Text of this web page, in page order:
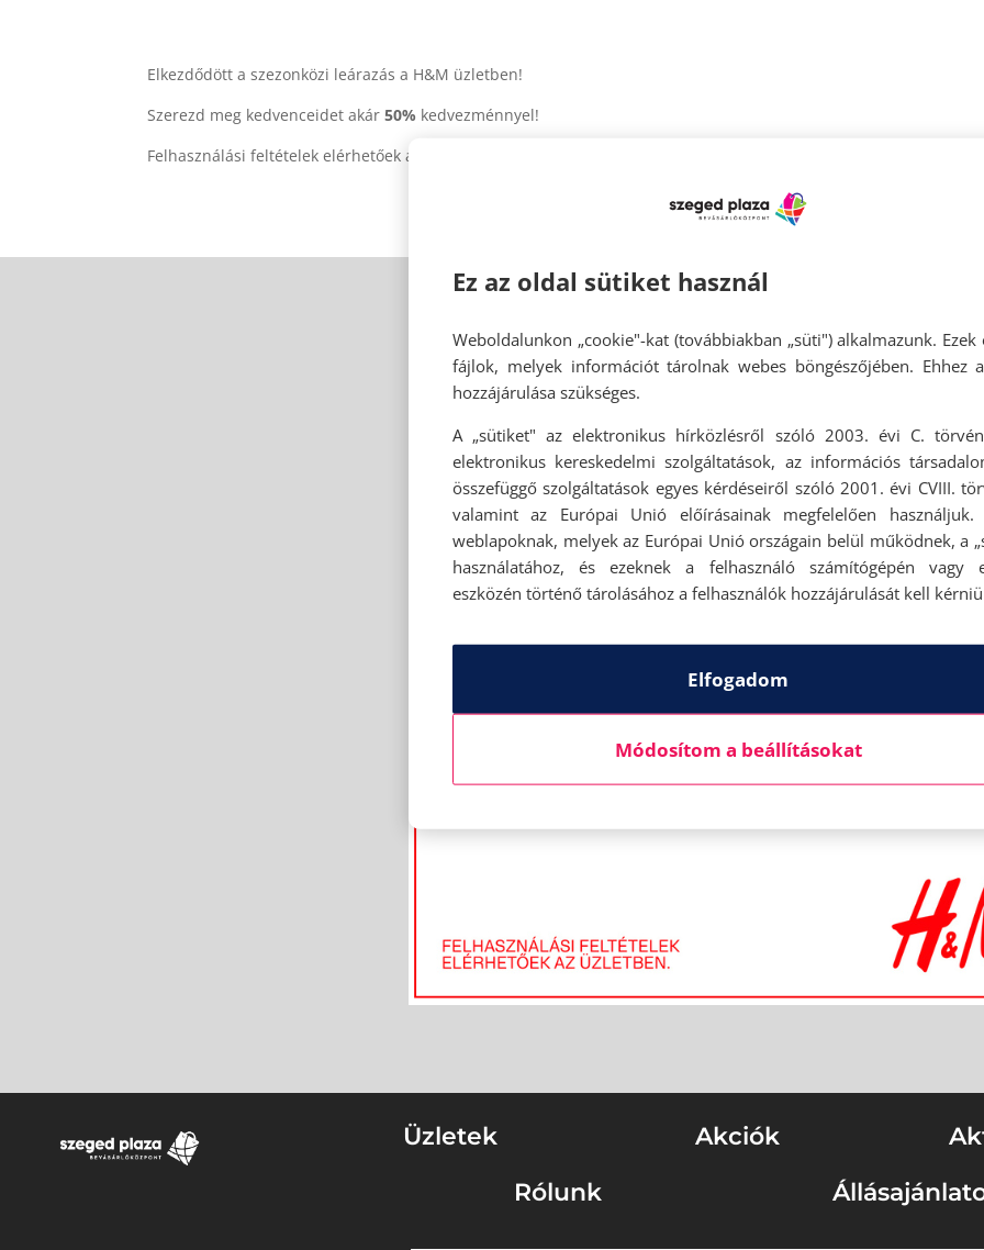
Elkezdődött a szezonközi leárazás a H&M üzletben!
Szerezd meg kedvenceidet akár50% kedvezménnyel!
Felhasználási feltételek elérhetőek az üzletekben. Az ajánlat érvényességéről érdeklődj az üzletben.
Üzletek Akciók
Rólunk
Ez az oldal sütiket használ
Weboldalunkon „cookie"-kat (továbbiakban „süti") alkalmazunk. Ezek
fájlok, melyek információt tárolnak webes böngészőjében. Ehhez
hozzájárulása szükséges.
A „sütiket" az elektronikus hírközlésről szóló 2003. évi C.
elektronikus kereskedelmi szolgáltatások, az információs
összefüggő szolgáltatások egyes kérdéseiről szóló 2001. évi CVIII.
valamint az Európai Unió előírásainak megfelelően használjuk.
weblapoknak, melyek az Európai Unió országain belül működnek, a
használatához, és ezeknek a felhasználó számítógépén vagy
eszközén történő tárolásához a felhasználók hozzájárulását kell
Elfogadom
Módosítom a beállításokat